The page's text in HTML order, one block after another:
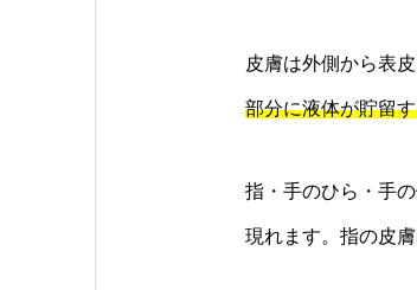
皮膚は外側から表
部分に液体が貯留
指・手のひら・手
現れます。指の皮